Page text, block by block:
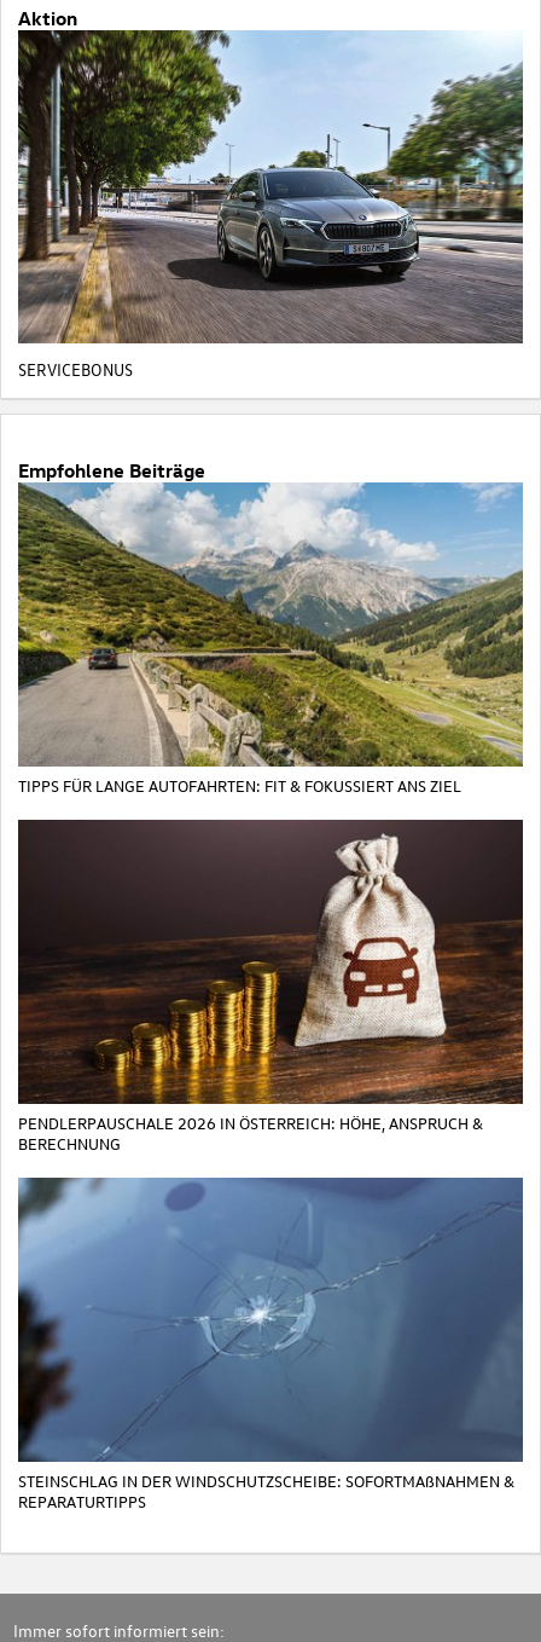
Aktion
SERVICEBONUS
Empfohlene Beiträge
TIPPS FÜR LANGE AUTOFAHRTEN: FIT & FOKUSSIERT ANS ZIEL
PENDLERPAUSCHALE 2026 IN ÖSTERREICH: HÖHE, ANSPRUCH &
BERECHNUNG
STEINSCHLAG IN DER WINDSCHUTZSCHEIBE: SOFORTMAßNAHMEN &
REPARATURTIPPS
Immer sofort informiert sein: